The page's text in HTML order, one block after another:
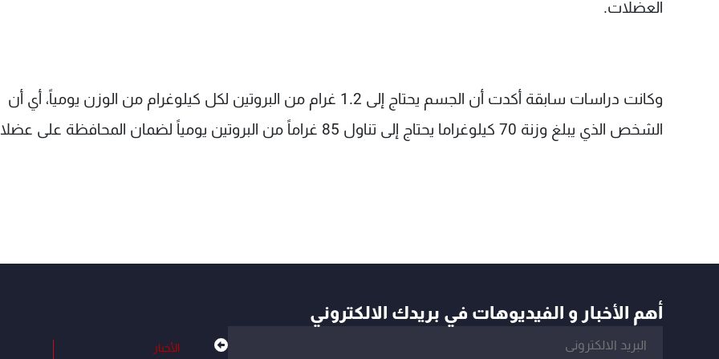
العضلات.
وكانت دراسات سابقة أكدت أن الجسم يحتاج إلى 1.2 غرام من البروتين لكل كيلوغرام من الوزن يومياً، أي أن
الشخص الذي يبلغ وزنة 70 كيلوغراما يحتاج إلى تناول 85 غراماً من البروتين يومياً لضمان المحافظة على عضلاته.
أهم الأخبار و الفيديوهات في بريدك الالكتروني
الأخبار